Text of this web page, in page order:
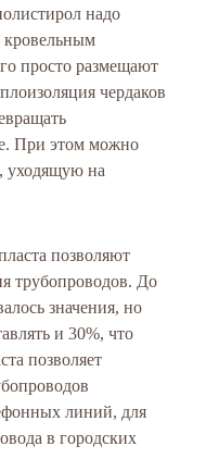
надо
кровельным
просто размещают
чердаков
При этом можно
уходящую на
позволяют
трубопроводов. До
значения, но
и 30%, что
позволяет
линий, для
в городских